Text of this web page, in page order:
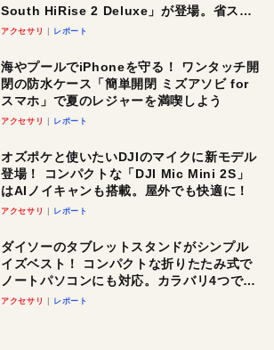
South HiRise 2 Deluxe」が登場。省スペ
ースでおしゃれに充電したい人にオスス
アクセサリ レポート
海やプールでiPhoneを守る！ ワンタッチ開
閉の防水ケース「簡単開閉 ミズアソビ for
スマホ」で夏のレジャーを満喫しよう
アクセサリ レポート
オズポケと使いたいDJIのマイクに新モデル
登場！ コンパクトな「DJI Mic Mini 2S」
はAIノイキャンも搭載。屋外でも快適に！
アクセサリ レポート
ダイソーのタブレットスタンドがシンプル
イズベスト！ コンパクトな折りたたみ式で
ノートパソコンにも対応。カラバリ4つで選
べる楽しさも
アクセサリ レポート